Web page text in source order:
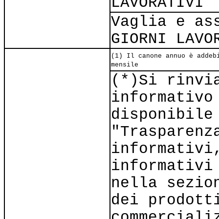
Vaglia e
GIORNI
(1) Il canone annuo è
mensile
(*)Si
disponibile
informativi,
informativi
nella
dei